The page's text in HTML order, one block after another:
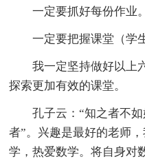
一定要抓好每份作业。
一定要把握课堂（学
我一定坚持做好以上
探索更加有效的课堂。
孔子云：“知之者不
者”。兴趣是最好的老师
学，热爱数学。将自身对